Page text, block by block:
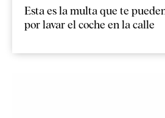
Esta es la multa que te
por lavar el coche en la calle